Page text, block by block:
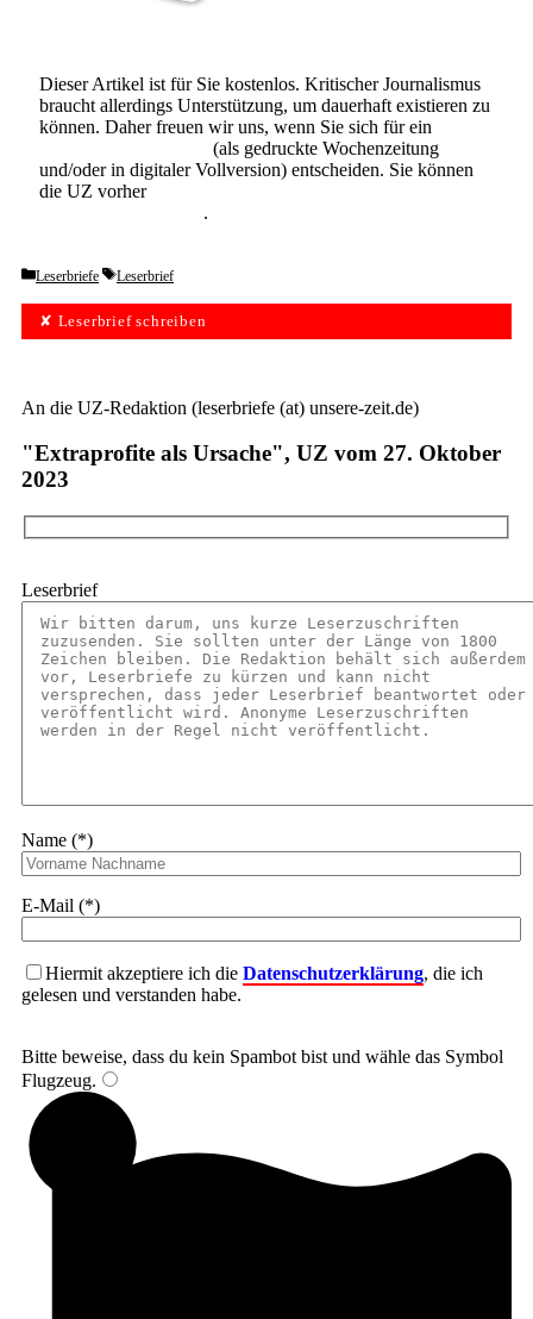
Dieser Artikel ist für Sie kostenlos. Kritischer Journalismus
braucht allerdings Unterstützung, um dauerhaft existieren zu
können. Daher freuen wir uns, wenn Sie sich für ein
(als gedruckte Wochenzeitung
und/oder in digitaler Vollversion) entscheiden. Sie können
die UZ vorher
.
Categories
Leserbriefe Tags
Leserbrief
✘ Leserbrief schreiben
An die UZ-Redaktion (leserbriefe (at) unsere-zeit.de)
"Extraprofite als Ursache", UZ vom 27. Oktober
2023
Leserbrief
Name (*)
E-Mail (*)
Hiermit akzeptiere ich die Datenschutzerklärung, die ich
gelesen und verstanden habe.
Bitte beweise, dass du kein Spambot bist und wähle das Symbol
Flugzeug.